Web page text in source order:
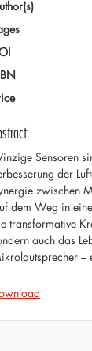
Sensoren
der
zwischen
dem Weg in
transformative
auch das
–